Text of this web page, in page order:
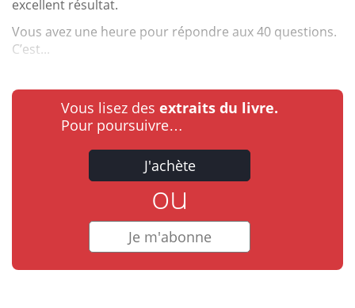
excellent résultat.
Vous avez une heure pour répondre aux 40 questions.
C’est...
Vous lisez des extraits du livre.
Pour poursuivre…
J'achète
ou
Je m'abonne